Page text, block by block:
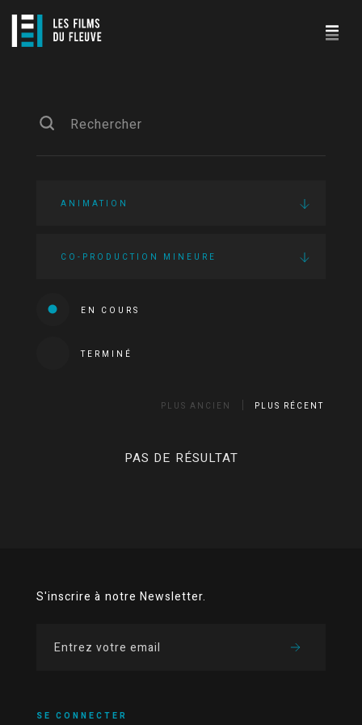
ANIMATION
CO-PRODUCTION MINEURE
EN COURS
TERMINÉ
PLUS ANCIEN PLUS RÉCENT
PAS DE RÉSULTAT
S'inscrire à notre Newsletter.
SE CONNECTER